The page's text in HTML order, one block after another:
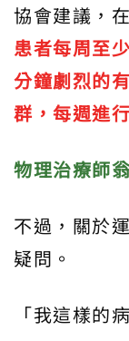
協會建議，
患者每周至
分鐘劇烈的
群，每週進
物理治療師
不過，關於
疑問。
「我這樣的